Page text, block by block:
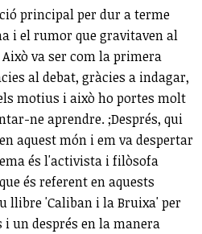
principal per dur a terme
i el rumor que gravitaven al
va ser com la primera
al debat, gràcies a indagar,
motius i això ho portes molt
ne aprendre. ;Després, qui
aquest món i em va despertar
és l'activista i filòsofa
és referent en aquests
llibre 'Caliban i la Bruixa' per
un després en la manera